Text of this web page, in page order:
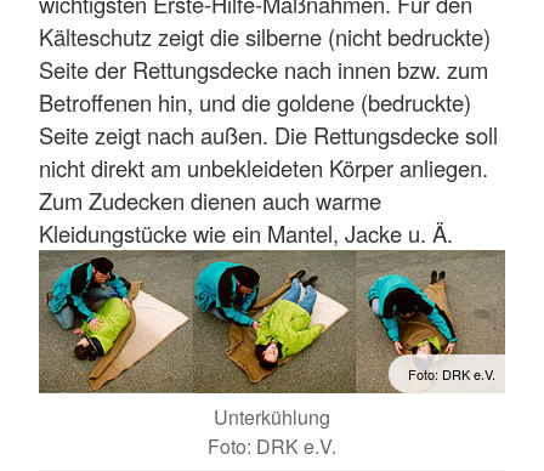
Kälteschutz zeigt die silberne (nicht bedruckte)
Seite der Rettungsdecke nach innen bzw. zum
Betroffenen hin, und die goldene (bedruckte)
Seite zeigt nach außen. Die Rettungsdecke soll
nicht direkt am unbekleideten Körper anliegen.
Zum Zudecken dienen auch warme
Kleidungstücke wie ein Mantel, Jacke u. Ä.
Foto: DRK e.V.
Unterkühlung
Foto: DRK e.V.